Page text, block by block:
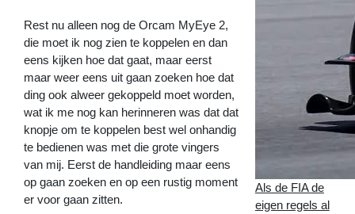
Rest nu alleen nog de Orcam MyEye 2,
die moet ik nog zien te koppelen en dan
eens kijken hoe dat gaat, maar eerst
maar weer eens uit gaan zoeken hoe dat
ding ook alweer gekoppeld moet worden,
wat ik me nog kan herinneren was dat dat
knopje om te koppelen best wel onhandig
te bedienen was met die grote vingers
van mij. Eerst de handleiding maar eens
op gaan zoeken en op een rustig moment
er voor gaan zitten.
Als de FIA de
eigen regels al